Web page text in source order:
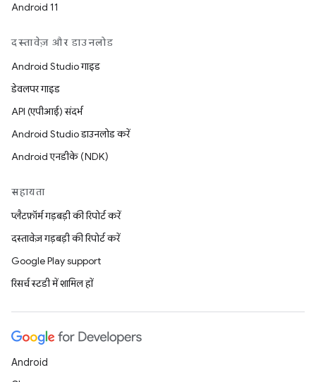
Android 11
दस्तावेज़ और डाउनलोड
Android Studio गाइड
डेवलपर गाइड
API (एपीआई) संदर्भ
Android Studio डाउनलोड करें
Android एनडीके (NDK)
सहायता
प्लैटफ़ॉर्म गड़बड़ी की रिपोर्ट करें
दस्तावेज़ गड़बड़ी की रिपोर्ट करें
Google Play support
रिसर्च स्टडी में शामिल हों
Android